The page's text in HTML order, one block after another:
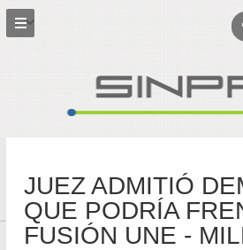
JUEZ ADMITIÓ
QUE PODRÍA
FUSIÓN UNE -